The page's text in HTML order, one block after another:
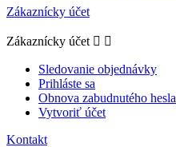
Zákaznícky účet
Zákaznícky účet  
Sledovanie objednávky
Prihláste sa
Obnova zabudnutého hesla
Vytvoriť účet
Kontakt